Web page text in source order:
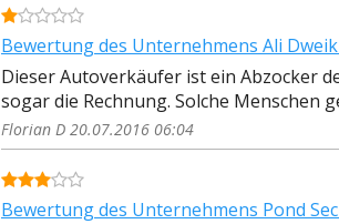
Bewertung des Unternehmens Ali
Dieser Autoverkäufer ist ein Abzocker
sogar die Rechnung. Solche Menschen
Florian D 20.07.2016 06:04
Bewertung des Unternehmens Pond